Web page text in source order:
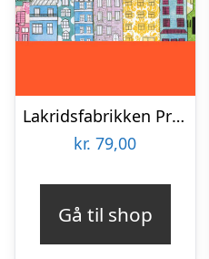
Lakridsfabrikken Premiumlakrids – Stockholm
kr. 79,00
Gå til shop